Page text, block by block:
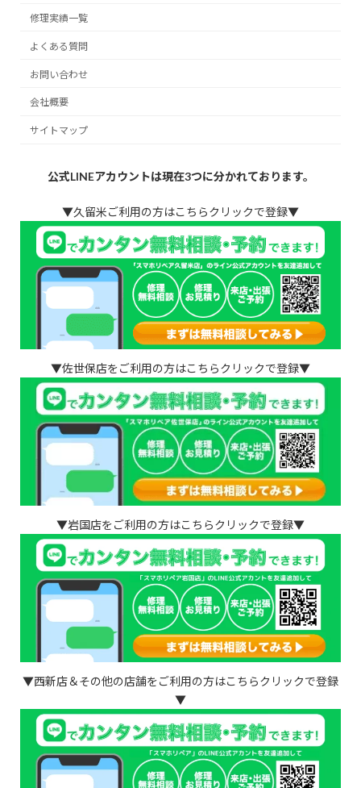
修理実績一覧
よくある質問
お問い合わせ
会社概要
サイトマップ
公式LINEアカウントは現在3つに分かれております。
▼久留米ご利用の方はこちらクリックで登録▼
▼佐世保店をご利用の方はこちらクリックで登録▼
▼岩国店をご利用の方はこちらクリックで登録▼
▼西新店＆その他の店舗をご利用の方はこちらクリックで登録
▼